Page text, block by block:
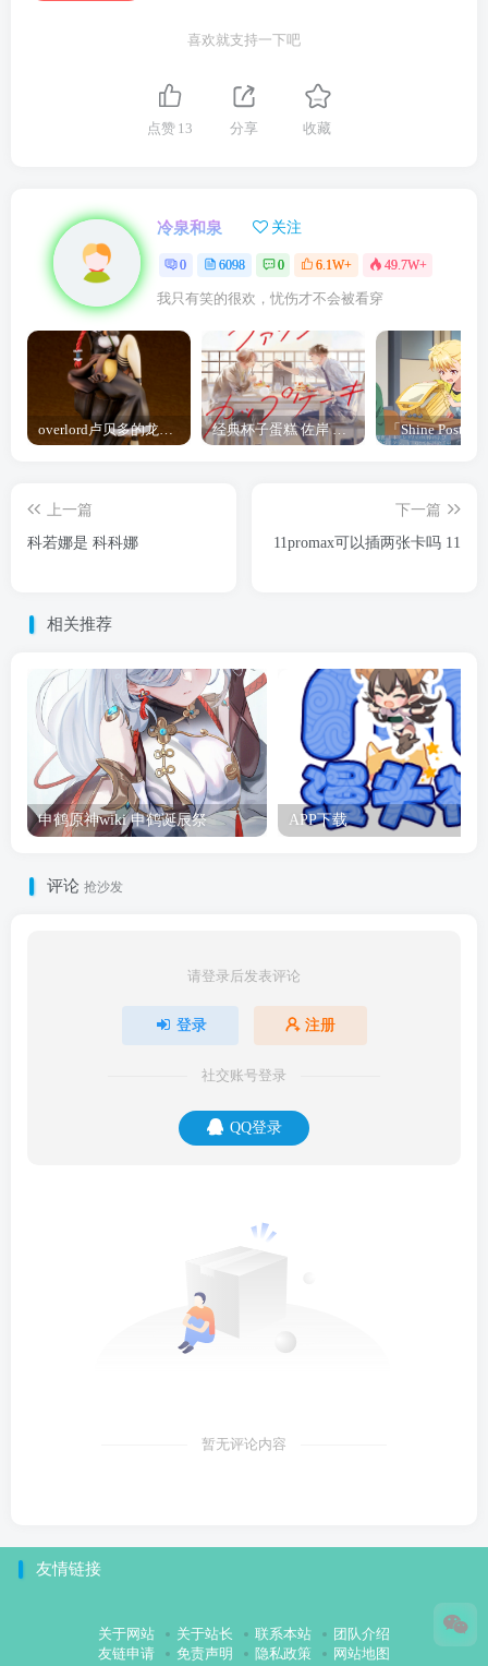
喜欢就支持一下吧
点赞 13 分享 收藏
冷泉和泉 关注
0 6098 0 6.1W+ 49.7W+
我只有笑的很欢，忧伤才不会被看穿
overlord卢贝多的龙王谁厉害 「Overlord」露普斯蕾琪娜·贝塔手办开订 经典杯子蛋糕 佐岸 漫画「经典杯子蛋糕」宣布真人日剧化
上一篇
科若娜是 科科娜
下一篇
11promax可以插两张卡吗 11
相关推荐
申鹤原神wiki 申鹤诞辰祭 APP下载
评论 抢沙发
请登录后发表评论
登录 注册
社交账号登录
QQ登录
暂无评论内容
友情链接
关于网站 关于站长 联系本站
团队介绍
友链申请
免责声明 隐私政策 网站地图